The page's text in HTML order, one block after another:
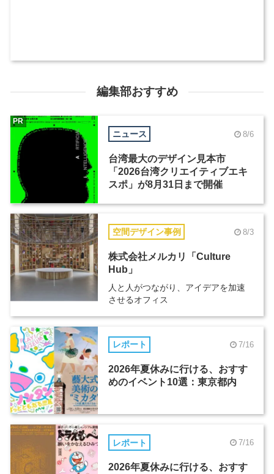
編集部おすすめ
ニュース 8/6
台湾最大のデザイン見本市
「2026台湾クリエイティブエキ
スポ」が8月31日まで開催
PR
空間デザイン事例 8/3
株式会社メルカリ「Culture
Hub」
人と人がつながり、アイデアを加速
させるオフィス
レポート 7/16
2026年夏休みに行ける、おすす
めのイベント10選：東京都内
レポート 7/16
2026年夏休みに行ける、おすす